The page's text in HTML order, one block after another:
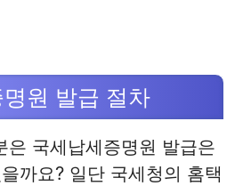
원 발급 절차
은 국세납세증명원 발급은
까요? 일단 국세청의 홈택